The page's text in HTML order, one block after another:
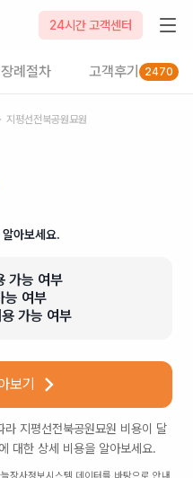
24시간 고객센터
장례절차 고객후기 2470
지평선전북공원묘원
아보세요.
가능 여부
능 여부
가능 여부
보기
라 지평선전북공원묘원 비용이 달
에 대한 상세 비용을 알아보세요.